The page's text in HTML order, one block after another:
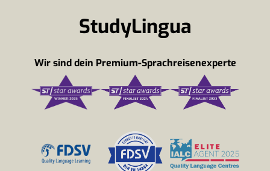
StudyLingua
Wir sind dein Premium-Sprachreisenexperte